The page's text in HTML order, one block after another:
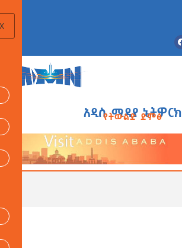
አዲስ ሚዲያ ኔትዎርክ
የትውልድ ድምፅ